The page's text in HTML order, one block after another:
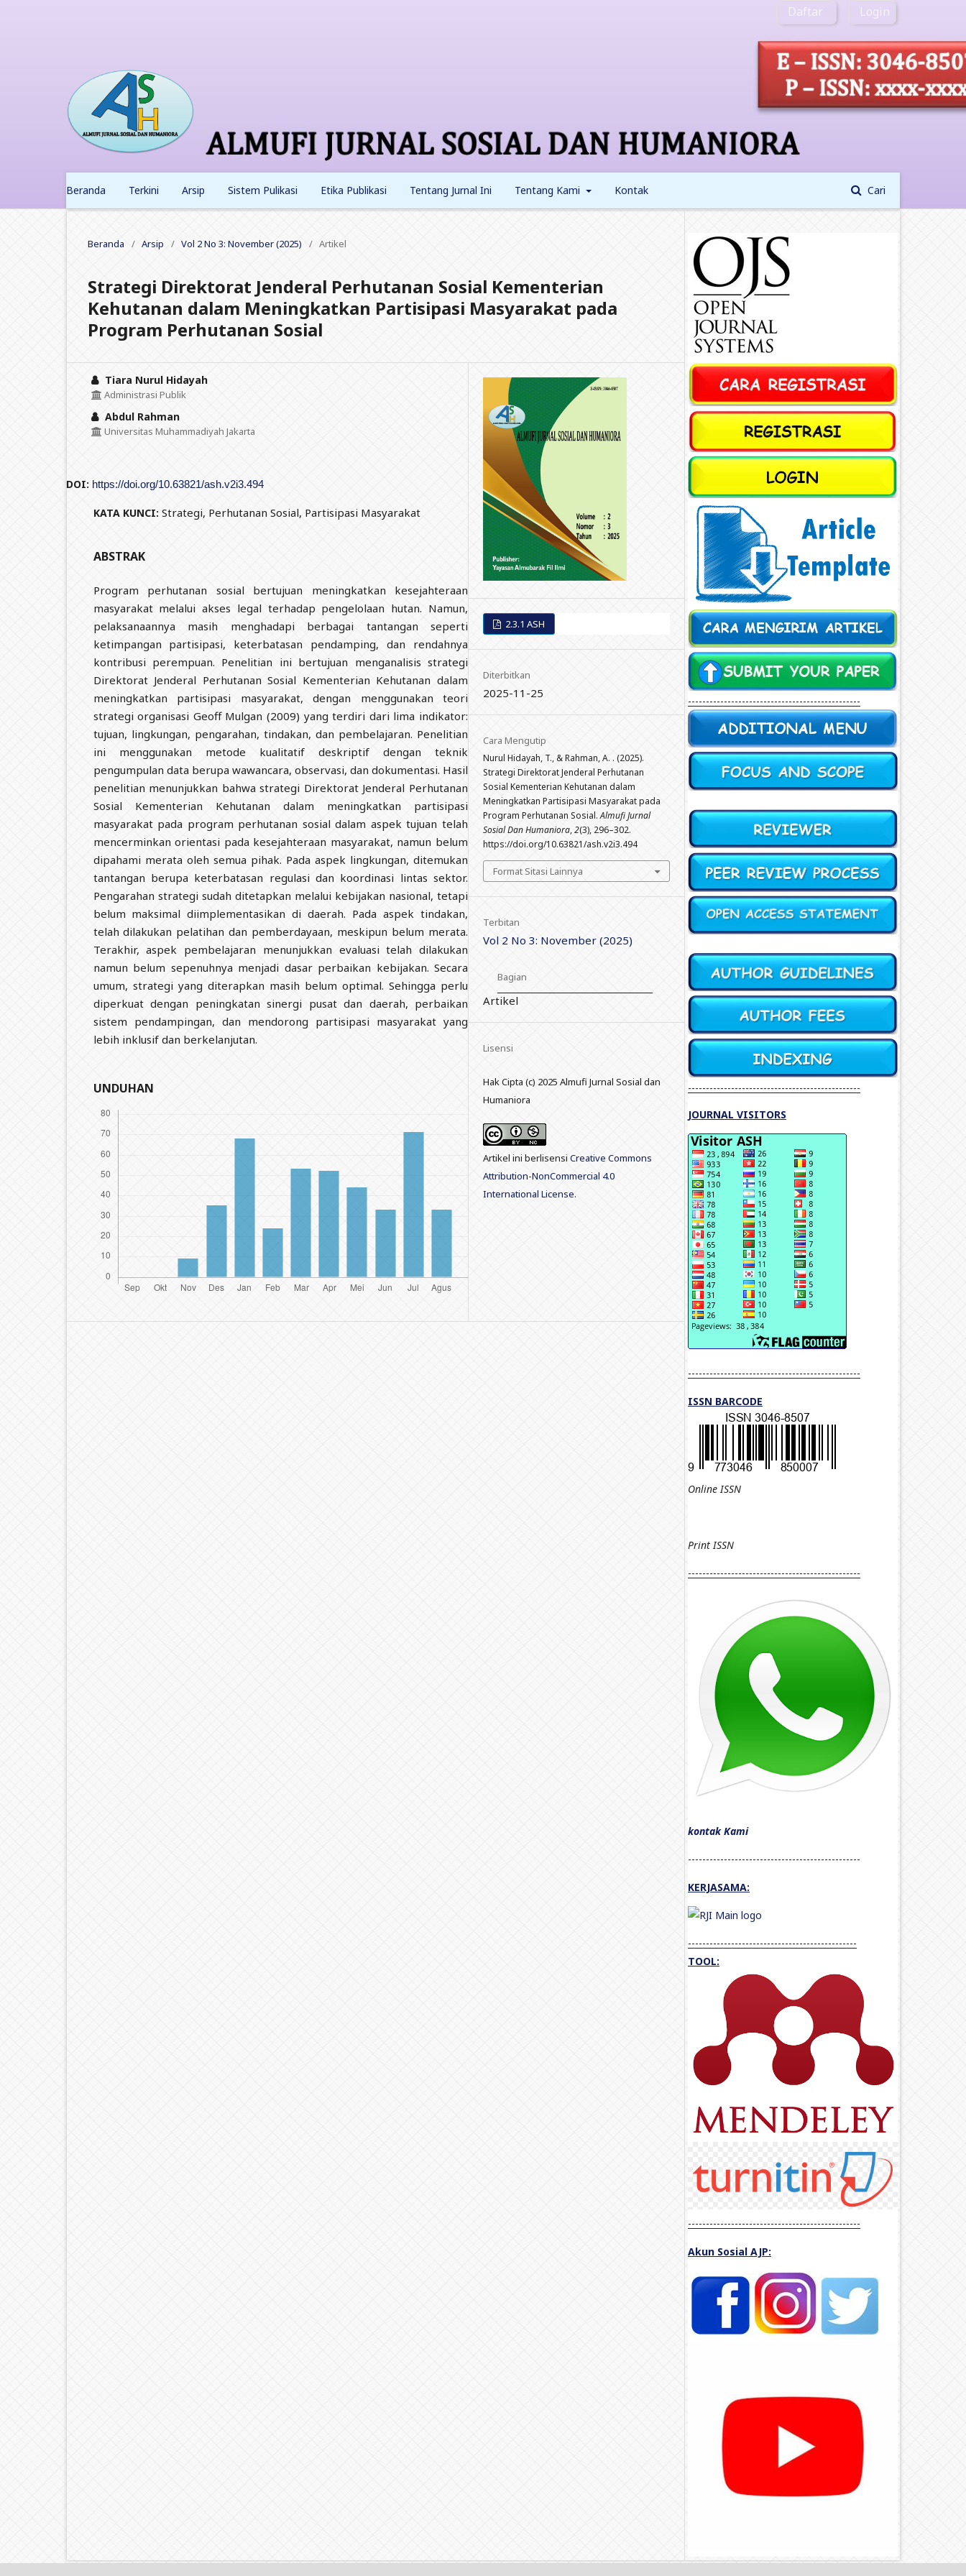
Beranda Terkini Arsip Sistem Pulikasi Etika Publikasi Tentang Jurnal Ini Tentang Kami Kontak Cari
Daftar Login
Beranda / Arsip / Vol 2 No 3: November (2025) / Artikel
Strategi Direktorat Jenderal Perhutanan Sosial Kementerian
Kehutanan dalam Meningkatkan Partisipasi Masyarakat pada
Program Perhutanan Sosial
Tiara Nurul Hidayah
Administrasi Publik
Abdul Rahman
Universitas Muhammadiyah Jakarta
DOI: https://doi.org/10.63821/ash.v2i3.494
KATA KUNCI: Strategi, Perhutanan Sosial, Partisipasi Masyarakat
ABSTRAK
Program perhutanan sosial bertujuan meningkatkan kesejahteraan
masyarakat melalui akses legal terhadap pengelolaan hutan. Namun,
pelaksanaannya masih menghadapi berbagai tantangan seperti
ketimpangan partisipasi, keterbatasan pendamping, dan rendahnya
kontribusi perempuan. Penelitian ini bertujuan menganalisis strategi
Direktorat Jenderal Perhutanan Sosial Kementerian Kehutanan dalam
meningkatkan partisipasi masyarakat, dengan menggunakan teori
strategi organisasi Geoff Mulgan (2009) yang terdiri dari lima indikator:
tujuan, lingkungan, pengarahan, tindakan, dan pembelajaran. Penelitian
ini menggunakan metode kualitatif deskriptif dengan teknik
pengumpulan data berupa wawancara, observasi, dan dokumentasi. Hasil
penelitian menunjukkan bahwa strategi Direktorat Jenderal Perhutanan
Sosial Kementerian Kehutanan dalam meningkatkan partisipasi
masyarakat pada program perhutanan sosial dalam aspek tujuan telah
mencerminkan orientasi pada kesejahteraan masyarakat, namun belum
dipahami merata oleh semua pihak. Pada aspek lingkungan, ditemukan
tantangan berupa keterbatasan regulasi dan koordinasi lintas sektor.
Pengarahan strategi sudah ditetapkan melalui kebijakan nasional, tetapi
belum maksimal diimplementasikan di daerah. Pada aspek tindakan,
telah dilakukan pelatihan dan pemberdayaan, meskipun belum merata.
Terakhir, aspek pembelajaran menunjukkan evaluasi telah dilakukan
namun belum sepenuhnya menjadi dasar perbaikan kebijakan. Secara
umum, strategi yang diterapkan masih belum optimal. Sehingga perlu
diperkuat dengan peningkatan sinergi pusat dan daerah, perbaikan
sistem pendampingan, dan mendorong partisipasi masyarakat yang
lebih inklusif dan berkelanjutan.
UNDUHAN
2.3.1 ASH
Diterbitkan
2025-11-25
Cara Mengutip
Nurul Hidayah, T., & Rahman, A. . (2025).
Strategi Direktorat Jenderal Perhutanan
Sosial Kementerian Kehutanan dalam
Meningkatkan Partisipasi Masyarakat pada
Program Perhutanan Sosial.Almufi Jurnal
Sosial Dan Humaniora,2(3), 296–302.
https://doi.org/10.63821/ash.v2i3.494
Format Sitasi Lainnya
Terbitan
Vol 2 No 3: November (2025)
Bagian
Artikel
Lisensi
Hak Cipta (c) 2025 Almufi Jurnal Sosial dan
Humaniora
Artikel ini berlisensi Creative Commons
Attribution-NonCommercial 4.0
International License.
------------------------------------------------
------------------------------------------------
JOURNAL VISITORS
------------------------------------------------
ISSN BARCODE
Online ISSN
PrintISSN
------------------------------------------------
kontak Kami
------------------------------------------------
KERJASAMA:
-----------------------------------------------
TOOL:
------------------------------------------------
Akun Sosial AJP: